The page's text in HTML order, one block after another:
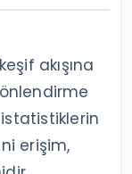
akışına
erişim,